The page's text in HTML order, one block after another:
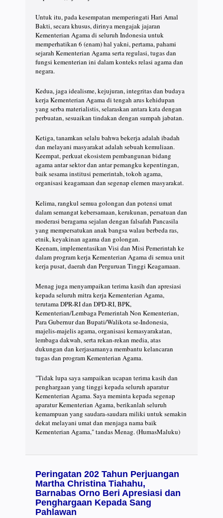
Untuk itu, pada kesempatan memperingati Hari Amal
Bakti, secara khusus, dirinya mengajak jajaran
Kementerian Agama di seluruh Indonesia untuk
memperhatikan 6 (enam) hal yakni, pertama, pahami
sejarah Kementerian Agama serta regulasi, tugas dan
fungsi kementerian ini dalam konteks relasi agama dan
negara.
Kedua, jaga idealisme, kejujuran, integritas dan budaya
kerja Kementerian Agama di tengah arus kehidupan
yang serba materialistis, selaraskan antara kata dengan
perbuatan, sesuaikan tindakan dengan sumpah jabatan.
Ketiga, tanamkan selalu bahwa bekerja adalah ibadah
dan melayani masyarakat adalah sebuah kemuliaan.
Keempat, perkuat ekosistem pembangunan bidang
agama antar sektor dan antar pemangku kepentingan,
baik sesama institusi pemerintah, tokoh agama,
organisasi keagamaan dan segenap elemen masyarakat.
Kelima, rangkul semua golongan dan potensi umat
dalam semangat kebersamaan, kerukunan, persatuan dan
moderasi beragama sejalan dengan falsafah Pancasila
yang mempersatukan anak bangsa walau berbeda ras,
etnik, keyakinan agama dan golongan.
Keenam, implementasikan Visi dan Misi Pemerintah ke
dalam program kerja Kementerian Agama di semua unit
kerja pusat, daerah dan Perguruan Tinggi Keagamaan.
Menag juga menyampaikan terima kasih dan apresiasi
kepada seluruh mitra kerja Kementerian Agama,
terutama DPR-RI dan DPD-RI, BPK,
Kementerian/Lembaga Pemerintah Non Kementerian,
Para Gubernur dan Bupati/Walikota se-Indonesia,
majelis-majelis agama, organisasi kemasyarakatan,
lembaga dakwah, serta rekan-rekan media, atas
dukungan dan kerjasamanya membantu kelancaran
tugas dan program Kementerian Agama.
"Tidak lupa saya sampaikan ucapan terima kasih dan
penghargaan yang tinggi kepada seluruh aparatur
Kementerian Agama. Saya meminta kepada segenap
aparatur Kementerian Agama, berikanlah seluruh
kemampuan yang saudara-saudara miliki untuk semakin
dekat melayani umat dan menjaga nama baik
Kementerian Agama," tandas Menag. (HumasMaluku)
Peringatan 202 Tahun Perjuangan
Martha Christina Tiahahu,
Barnabas Orno Beri Apresiasi dan
Penghargaan Kepada Sang
Pahlawan